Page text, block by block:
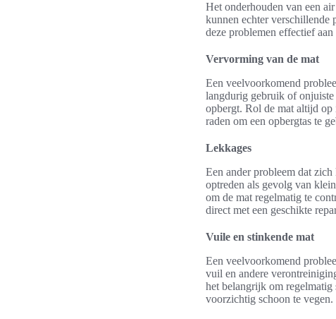
Het onderhouden van een
kunnen echter verschillende
deze problemen effectief
Vervorming van de mat
Een veelvoorkomend
langdurig gebruik of
opbergt. Rol de mat altijd op
raden om een opbergtas te
Lekkages
Een ander probleem dat
optreden als gevolg van
om de mat regelmatig te
direct met een geschikte
Vuile en stinkende mat
Een veelvoorkomend
vuil en andere
het belangrijk om regelmatig
voorzichtig schoon te